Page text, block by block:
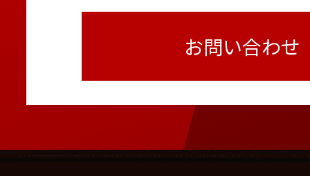
お問い合わせ